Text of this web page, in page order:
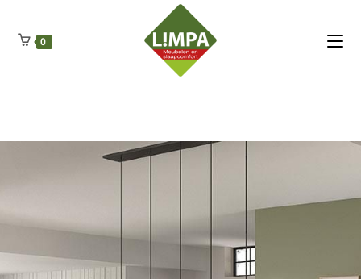
Regenschut
Drueckerpro
Fettsauren Dekemax Kapselmed
Luftkuhlen Zauberfan Netzfenste Insektensc
0